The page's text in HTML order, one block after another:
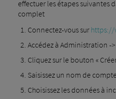
effectuer les étapes suivantes
complet
Connectez-vous sur https://
Accédez à Administration -
Cliquez sur le bouton «
Saisissez un nom de compte.
Choisissez les données à